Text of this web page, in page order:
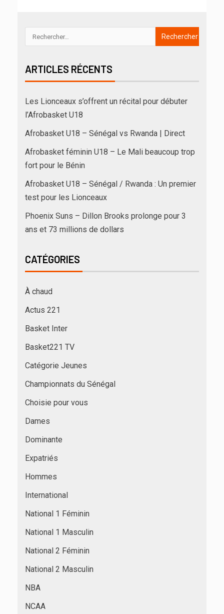
ARTICLES RÉCENTS
Les Lionceaux s’offrent un récital pour débuter
l’Afrobasket U18
Afrobasket U18 – Sénégal vs Rwanda | Direct
Afrobasket féminin U18 – Le Mali beaucoup trop
fort pour le Bénin
Afrobasket U18 – Sénégal / Rwanda : Un premier
test pour les Lionceaux
Phoenix Suns – Dillon Brooks prolonge pour 3
ans et 73 millions de dollars
CATÉGORIES
À chaud
Actus 221
Basket Inter
Basket221 TV
Catégorie Jeunes
Championnats du Sénégal
Choisie pour vous
Dames
Dominante
Expatriés
Hommes
International
National 1 Féminin
National 1 Masculin
National 2 Féminin
National 2 Masculin
NBA
NCAA